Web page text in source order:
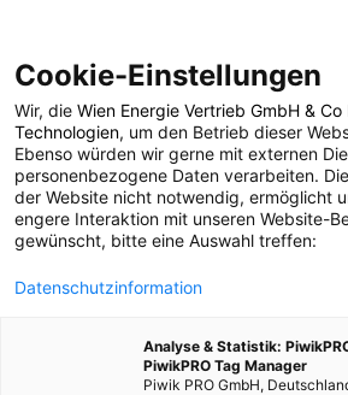
POSTS BY TAG
1 BEITRAG
Cookie-Einstellungen
Wir, die Wien Energie Vertrieb GmbH & Co
Technologien, um den Betrieb dieser
Ebenso würden wir gerne mit externen
personenbezogene Daten verarbeiten.
der Website nicht notwendig, ermöglicht
engere Interaktion mit unseren Website-
gewünscht, bitte eine Auswahl treffen:
Datenschutzinformation
Analyse & Statistik:
PiwikPRO Tag Manager
Piwik PRO GmbH,